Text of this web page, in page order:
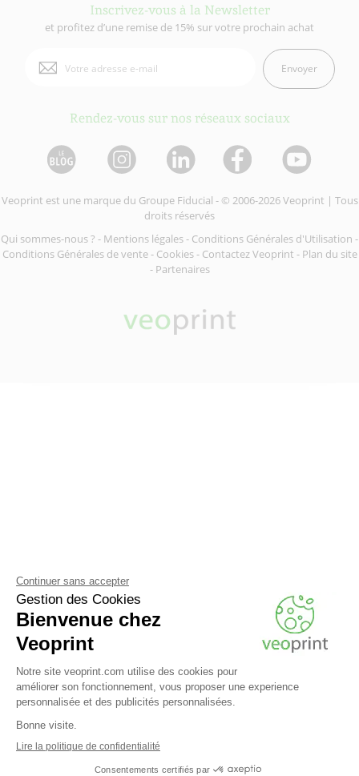
Inscrivez-vous à la Newsletter
et profitez d’une remise de 15% sur votre prochain achat
Envoyer
Rendez-vous sur nos réseaux sociaux
Veoprint est une marque du Groupe Fiducial - © 2006-2026 Veoprint | Tous
droits réservés
Qui sommes-nous ? - Mentions légales- Conditions Générales d'Utilisation -
Conditions Générales de vente- Cookies- Contactez Veoprint - Plan du site
- Partenaires